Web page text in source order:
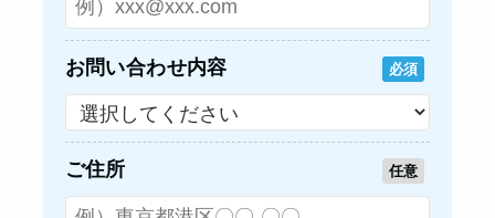
お問い合わせ内容 必須
ご住所 任意